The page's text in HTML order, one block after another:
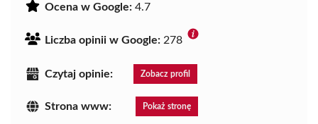
Ocena w Google: 4.7
Liczba opinii w Google: 278
Czytaj opinie: Zobacz profil
Strona www: Pokaż stronę